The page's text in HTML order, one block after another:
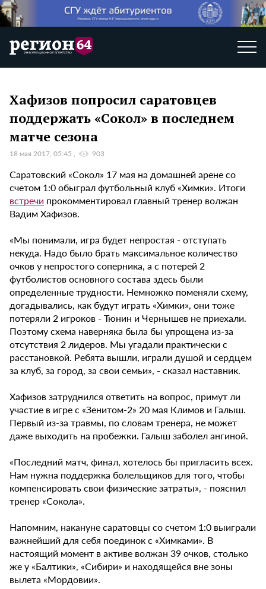
Хафизов попросил саратовцев
поддержать «Сокол» в последнем
матче сезона
18 мая 2017, 05:45 903
Саратовский «Сокол» 17 мая на домашней арене со
счетом 1:0 обыграл футбольный клуб «Химки». Итоги
встречи прокомментировал главный тренер волжан
Вадим Хафизов.
«Мы понимали, игра будет непростая - отступать
некуда. Надо было брать максимальное количество
очков у непростого соперника, а с потерей 2
футболистов основного состава здесь были
определенные трудности. Немножко поменяли схему,
догадывались, как будут играть «Химки», они тоже
потеряли 2 игроков - Тюнин и Чернышев не приехали.
Поэтому схема наверняка была бы упрощена из-за
отсутствия 2 лидеров. Мы угадали практически с
расстановкой. Ребята вышли, играли душой и сердцем
за клуб, за город, за свои семьи», - сказал наставник.
Хафизов затруднился ответить на вопрос, примут ли
участие в игре с «Зенитом-2» 20 мая Климов и Галыш.
Первый из-за травмы, по словам тренера, не может
даже выходить на пробежки. Галыш заболел ангиной.
«Последний матч, финал, хотелось бы пригласить всех.
Нам нужна поддержка болельщиков для того, чтобы
компенсировать свои физические затраты», - пояснил
тренер «Сокола».
Напомним, накануне саратовцы со счетом 1:0 выиграли
важнейший для себя поединок с «Химками». В
настоящий момент в активе волжан 39 очков, столько
же у «Балтики», «Сибири» и находящейся вне зоны
вылета «Мордовии».